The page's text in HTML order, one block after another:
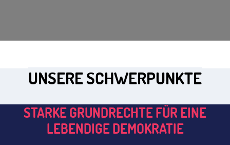
UNSERE SCHWERPUNKTE
STARKE GRUNDRECHTE FÜR EINE
LEBENDIGE DEMOKRATIE